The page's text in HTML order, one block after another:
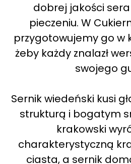
dobrej jakości
pieczeniu. W
przygotowujemy go w
żeby każdy znalazł
swojego
Sernik wiedeński kusi
strukturą i bogatym
krakowski
charakterystyczną
ciasta, a sernik